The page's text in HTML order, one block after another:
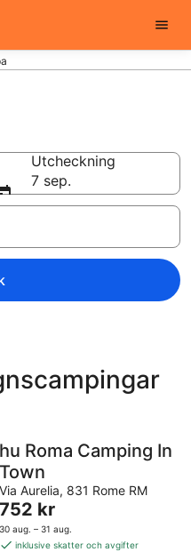
Utcheckning
7 sep.
hu Roma Camping In
Town
Via Aurelia, 831 Rome RM
Priset
är
752 kr
752 kr
30 aug. – 31 aug.
inklusive skatter och avgifter